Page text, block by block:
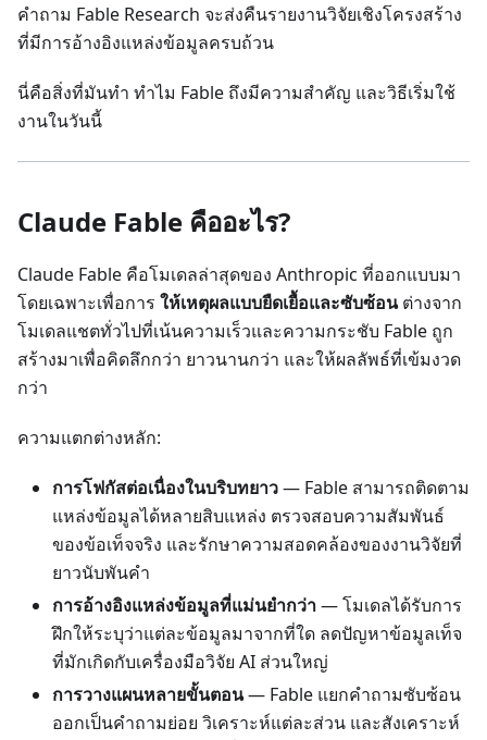
คำถาม Fable Research จะส่งคืนรายงานวิจัยเชิงโครงสร้าง
ที่มีการอ้างอิงแหล่งข้อมูลครบถ้วน
นี่คือสิ่งที่มันทำ ทำไม Fable ถึงมีความสำคัญ และวิธีเริ่มใช้
งานในวันนี้
Claude Fable คืออะไร?
Claude Fable คือโมเดลล่าสุดของ Anthropic ที่ออกแบบมา
โดยเฉพาะเพื่อการ ให้เหตุผลแบบยืดเยื้อและซับซ้อนต่างจาก
โมเดลแชตทั่วไปที่เน้นความเร็วและความกระชับ Fable ถูก
สร้างมาเพื่อคิดลึกกว่า ยาวนานกว่า และให้ผลลัพธ์ที่เข้มงวด
กว่า
ความแตกต่างหลัก:
การโฟกัสต่อเนื่องในบริบทยาว— Fable สามารถติดตาม
แหล่งข้อมูลได้หลายสิบแหล่ง ตรวจสอบความสัมพันธ์
ของข้อเท็จจริง และรักษาความสอดคล้องของงานวิจัยที่
ยาวนับพันคำ
การอ้างอิงแหล่งข้อมูลที่แม่นยำกว่า— โมเดลได้รับการ
ฝึกให้ระบุว่าแต่ละข้อมูลมาจากที่ใด ลดปัญหาข้อมูลเท็จ
ที่มักเกิดกับเครื่องมือวิจัย AI ส่วนใหญ่
การวางแผนหลายขั้นตอน— Fable แยกคำถามซับซ้อน
ออกเป็นคำถามย่อย วิเคราะห์แต่ละส่วน และสังเคราะห์